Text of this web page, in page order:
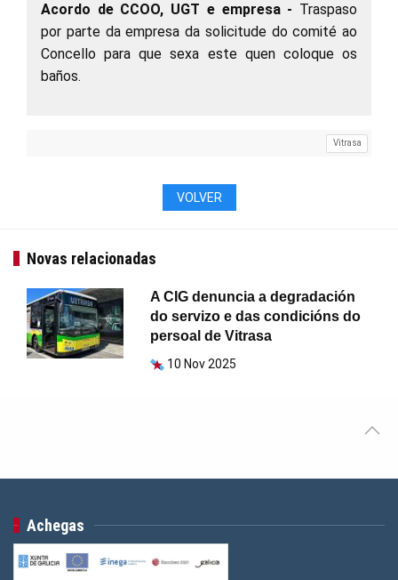
Acordo de CCOO, UGT e empresa- Traspaso
por parte da empresa da solicitude do comité ao
Concello para que sexa este quen coloque os
baños.
Vitrasa
VOLVER
Novas relacionadas
A CIG denuncia a degradación
do servizo e das condicións do
persoal de Vitrasa
10 Nov 2025
Achegas